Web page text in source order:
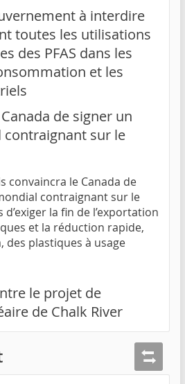
à interdire
toutes les utilisations
des PFAS dans les
et les
de signer un
sur le
convaincra le Canada de
contraignant sur le
la fin de l’exportation
et la réduction rapide,
des plastiques à usage
le projet de
de Chalk River